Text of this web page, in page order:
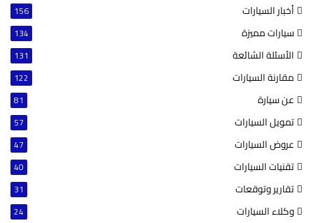
أخبار السيارات 156
سيارات مميزة 134
الأسئلة الشائعة 131
مقارنة السيارات 122
عن سيارة 81
تمويل السيارات 57
عروض السيارات 47
تقنيات السيارات 40
تقارير وتوقعات 31
وكلاء السيارات 24